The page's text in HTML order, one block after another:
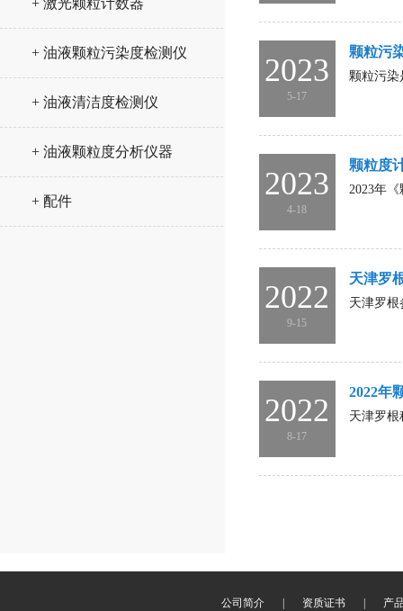
+ 激光颗粒计数器
+ 油液颗粒污染度检测仪
+ 油液清洁度检测仪
+ 油液颗粒度分析仪器
+ 配件
2023
5-17
颗粒污
颗粒污染
2023
4-18
颗粒度
2023年
2022
9-15
天津罗
天津罗根
2022
8-17
2022年
天津罗根
公司简介 资质证书 产